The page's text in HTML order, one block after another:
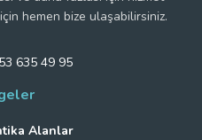
hemen bize ulaşabilirsiniz.
635 49 95
Alanlar